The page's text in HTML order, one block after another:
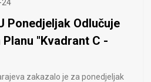
24
Ponedjeljak Odlučuje
"Kvadrant C -
zakazalo je za ponedjeljak